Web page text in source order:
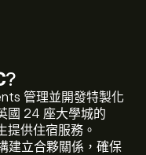
?
管理並開發特製化
國 24 座大學城的
提供住宿服務。
建立合夥關係，確保